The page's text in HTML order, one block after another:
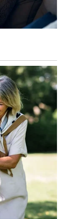
kada
odmora, lepih
bolje
i stvaranje
za
ono što vam